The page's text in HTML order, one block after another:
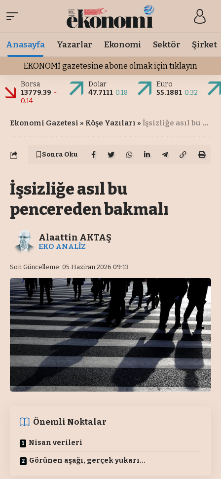
Anasayfa Yazarlar Ekonomi Sektör Şirket
EKONOMİ gazetesine abone olmak için tıklayın
Borsa
13779.39 -
0.14
Dolar
47.7111 0.18
Euro
55.1881 0.32
Ekonomi Gazetesi » Köşe Yazıları » İşsizliğe asıl bu pencereden bakmalı
Sonra Oku
İşsizliğe asıl bu
pencereden bakmalı
Son Güncelleme: 05 Haziran 2026 09:13
Alaattin AKTAŞ
EKO ANALİZ
Önemli Noktalar
Nisan verileri
Görünen aşağı, gerçek yukarı…